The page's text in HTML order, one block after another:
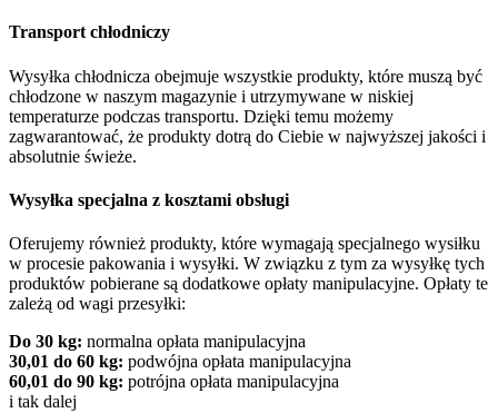
Transport chłodniczy
Wysyłka chłodnicza obejmuje wszystkie produkty, które muszą być
chłodzone w naszym magazynie i utrzymywane w niskiej
temperaturze podczas transportu. Dzięki temu możemy
zagwarantować, że produkty dotrą do Ciebie w najwyższej jakości i
absolutnie świeże.
Wysyłka specjalna z kosztami obsługi
Oferujemy również produkty, które wymagają specjalnego wysiłku
w procesie pakowania i wysyłki. W związku z tym za wysyłkę tych
produktów pobierane są dodatkowe opłaty manipulacyjne. Opłaty te
zależą od wagi przesyłki:
Do 30 kg: normalna opłata manipulacyjna
30,01 do 60 kg: podwójna opłata manipulacyjna
60,01 do 90 kg: potrójna opłata manipulacyjna
i tak dalej